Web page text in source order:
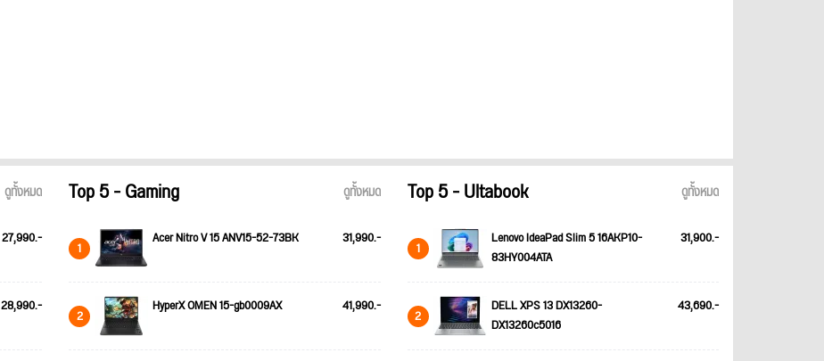
ดูทั้งหมด
27,990.-
28,990.-
Top 5 - Gaming ดูทั้งหมด
1 Acer Nitro V 15 ANV15-52-73BK 31,990.-
2 HyperX OMEN 15-gb0009AX 41,990.-
Top 5 - Ultabook ดูทั้งหมด
1
Lenovo IdeaPad Slim 5 16AKP10-
83HY004ATA
31,900.-
2
DELL XPS 13 DX13260-
DX13260c5016
43,690.-